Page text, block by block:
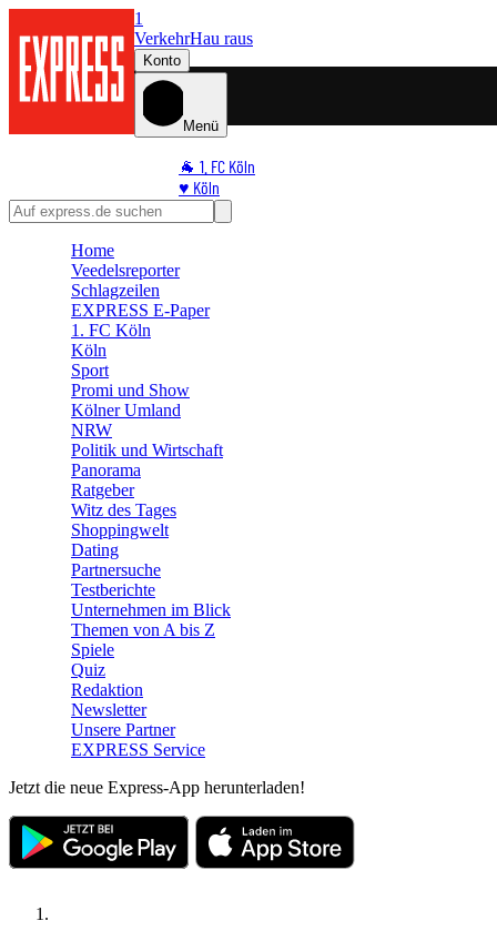
1
VerkehrHau raus
Konto
Menü
🐐 1. FC Köln
♥️ Köln
⭐ Promi
🛒 Shoppingwelt
Home
Veedelsreporter
Schlagzeilen
EXPRESS E-Paper
1. FC Köln
Köln
Sport
Promi und Show
Kölner Umland
NRW
Politik und Wirtschaft
Panorama
Ratgeber
Witz des Tages
Shoppingwelt
Dating
Partnersuche
Testberichte
Unternehmen im Blick
Themen von A bis Z
Spiele
Quiz
Redaktion
Newsletter
Unsere Partner
EXPRESS Service
Jetzt die neue Express-App herunterladen!